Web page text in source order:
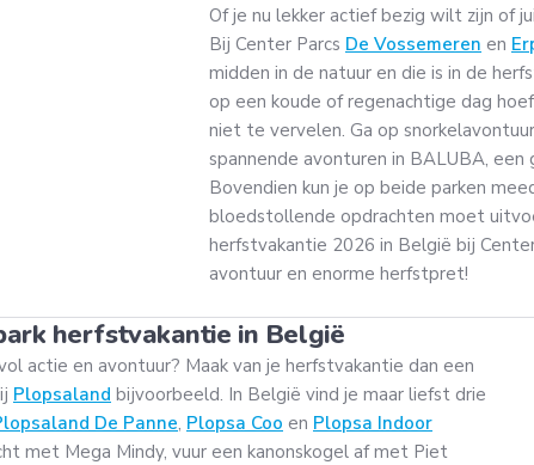
Of je nu lekker actief bezig wilt zijn of
Bij Center Parcs De Vossemeren en
midden in de natuur en die is in de
op een koude of regenachtige dag
niet te vervelen. Ga op
spannende avonturen in BALUBA,
Bovendien kun je op beide parken
bloedstollende opdrachten moet
herfstvakantie 2026 in België bij
avontuur en enorme herfstpret!
herfstvakantie in België
actie en avontuur? Maak van je herfstvakantie dan een
Plopsaland bijvoorbeeld. In België vind je maar liefst drie
De Panne, Plopsa Coo en Plopsa Indoor
met Mega Mindy, vuur een kanonskogel af met Piet